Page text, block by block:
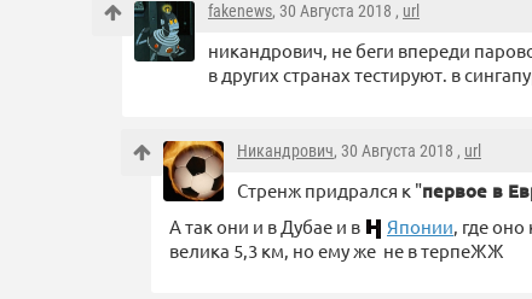
fakenews, 30 Августа 2018 , url
никандрович, не беги впереди
в других странах тестируют. в
Никандрович, 30 Августа 2018 , url
Стренж придрался к "первое в
А так они и в Дубае и в
Японии, где
велика 5,3 км, но ему же не в терпеЖЖ